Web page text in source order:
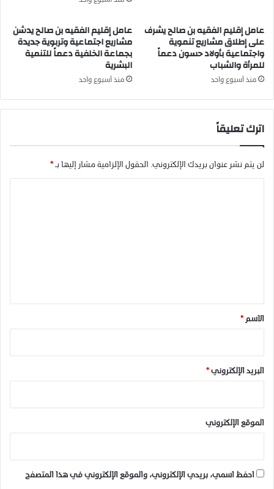
ا
ن
ع
د
ز
ي
عامل إقليم الفقيه بن صالح يشرف
على إطلاق مشاريع تنموية
واجتماعية بأولاد حسون دعماً
للمرأة والشباب
منذ أسبوع واحد
عامل إقليم الفقيه بن صالح يدشن
مشاريع اجتماعية وتربوية جديدة
بجماعة الخلفية دعماً للتنمية
البشرية
منذ أسبوع واحد
اترك تعليقاً
لن يتم نشر عنوان بريدك الإلكتروني. الحقول الإلزامية مشار إليها بـ *
*الاسم *
البريد الإلكتروني *
الموقع الإلكتروني
احفظ اسمي، بريدي الإلكتروني، والموقع الإلكتروني في هذا المتصفح